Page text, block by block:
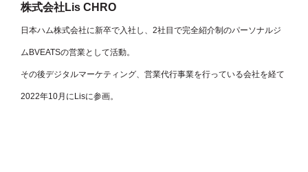
株式会社Lis CHRO
日本ハム株式会社に新卒で入社し、2社目で完全紹介制のパーソナルジ
ムBVEATSの営業として活動。
その後デジタルマーケティング、営業代行事業を行っている会社を経て
2022年10月にLisに参画。